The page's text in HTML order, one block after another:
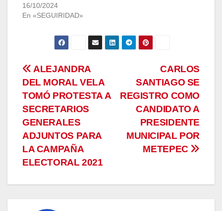
16/10/2024
En «SEGUIRIDAD»
Navegación
de
entradas
CARLOS
SANTIAGO SE
REGISTRO COMO
CANDIDATO A
PRESIDENTE
MUNICIPAL POR
METEPEC
ALEJANDRA
DEL MORAL VELA
TOMÓ PROTESTA A
SECRETARIOS
GENERALES
ADJUNTOS PARA
LA CAMPAÑA
ELECTORAL 2021